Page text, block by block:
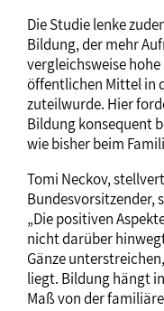
Die Studie lenke
Bildung, der mehr
vergleichsweise
öffentlichen Mittel in
zuteilwurde. Hier
Bildung konsequent
wie bisher beim
Tomi Neckov,
Bundesvorsitzender,
„Die positiven
nicht darüber
Gänze
liegt. Bildung hängt
Maß von der